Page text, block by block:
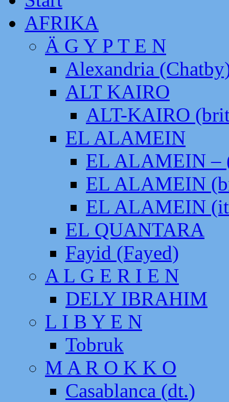
AFRIKA
Ä G Y P T E N
Alexandria
ALT KAIRO
ALT-KAIRO
EL ALAMEIN
EL ALAMEIN –
EL ALAMEIN
EL ALAMEIN
EL QUANTARA
Fayid (Fayed)
A L G E R I E N
DELY IBRAHIM
L I B Y E N
Tobruk
M A R O K K O
Casablanca (dt.)